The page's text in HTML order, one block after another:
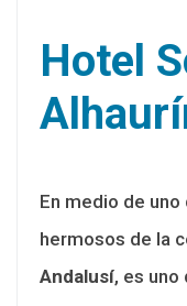
Hotel
En medio de
hermosos de la
Andalusí, es